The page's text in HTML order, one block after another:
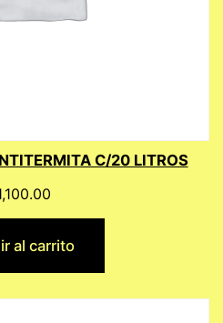
C/20 LITROS
al carrito